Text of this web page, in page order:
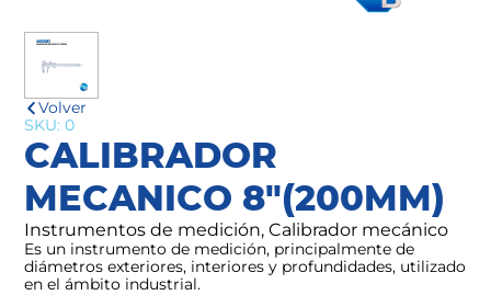
Volver
SKU: 0
CALIBRADOR
MECANICO 8"(200MM)
Instrumentos de medición, Calibrador mecánico
Es un instrumento de medición, principalmente de
diámetros exteriores, interiores y profundidades, utilizado
en el ámbito industrial.